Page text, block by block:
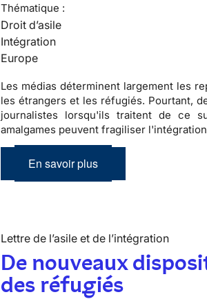
Thématique :
Droit d’asile
Intégration
Europe
Les médias déterminent largement les
lesétrangers et les réfugiés. Pourtant,
journalistes lorsqu'ils traitent de ce
amalgames peuvent fragiliser l'intégration
En savoir plus
Lettre de l’asile et de l’intégration
De nouveaux
des réfugiés